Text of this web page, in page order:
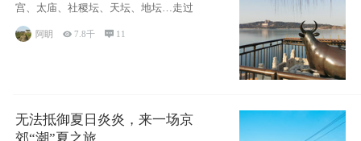
宫、太庙、社稷坛、天坛、地坛…走过
阿眀 7.8千  11
无法抵御夏日炎炎，来一场京